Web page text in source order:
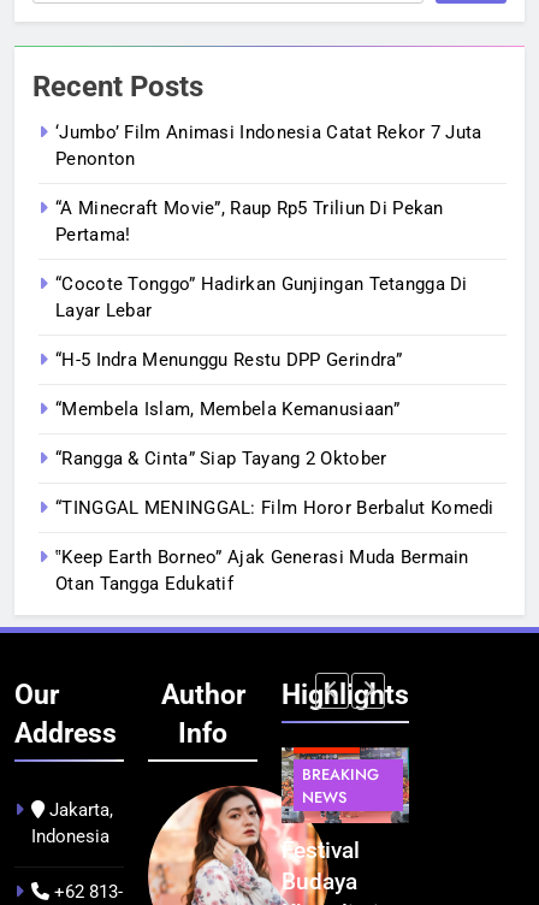
Recent Posts
‘Jumbo’ Film Animasi Indonesia Catat Rekor 7 Juta
Penonton
“A Minecraft Movie”, Raup Rp5 Triliun Di Pekan
Pertama!
“Cocote Tonggo” Hadirkan Gunjingan Tetangga Di
Layar Lebar
“H-5 Indra Menunggu Restu DPP Gerindra”
“Membela Islam, Membela Kemanusiaan”
“Rangga & Cinta” Siap Tayang 2 Oktober
“TINGGAL MENINGGAL: Film Horor Berbalut Komedi
‟Keep Earth Borneo” Ajak Generasi Muda Bermain
Otan Tangga Edukatif
Our
Address
Jakarta,
Indonesia
+62 813-
Author
Info
Highlights
BERITA
NEWS
Kualitas
Pramuwisata
TEKNOLOGI
Indonesia
Resmi
BREAKING
NEWS
Festival
Budaya